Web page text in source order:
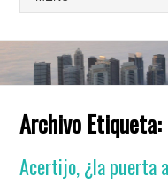
Archivo Etiqueta:
Acertijo, ¿la puerta